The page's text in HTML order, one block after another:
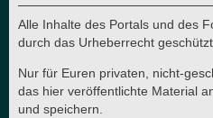
Alle Inhalte des Portals und des
durch das Urheberrecht
Nur für Euren privaten, nicht-
das hier veröffentlichte Material
und speichern.